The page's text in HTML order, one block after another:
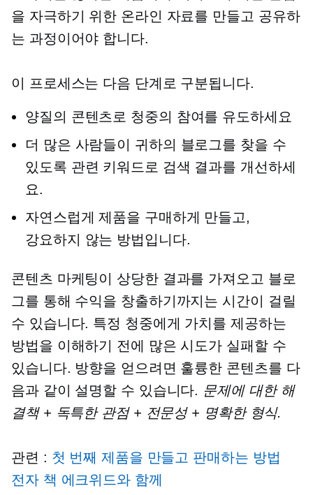
을 자극하기 위한 온라인 자료를 만들고 공유하
는 과정이어야 합니다.
이 프로세스는 다음 단계로 구분됩니다.
양질의 콘텐츠로 청중의 참여를 유도하세요
더 많은 사람들이 귀하의 블로그를 찾을 수
있도록 관련 키워드로 검색 결과를 개선하세
요.
자연스럽게 제품을 구매하게 만들고,
강요하지 않는 방법입니다.
콘텐츠 마케팅이 상당한 결과를 가져오고 블로
그를 통해 수익을 창출하기까지는 시간이 걸릴
수 있습니다. 특정 청중에게 가치를 제공하는
방법을 이해하기 전에 많은 시도가 실패할 수
있습니다. 방향을 얻으려면 훌륭한 콘텐츠를 다
음과 같이 설명할 수 있습니다. 문제에 대한 해
결책 + 독특한 관점 + 전문성 + 명확한 형식.
관련 : 첫 번째 제품을 만들고 판매하는 방법
전자 책 에크위드와 함께